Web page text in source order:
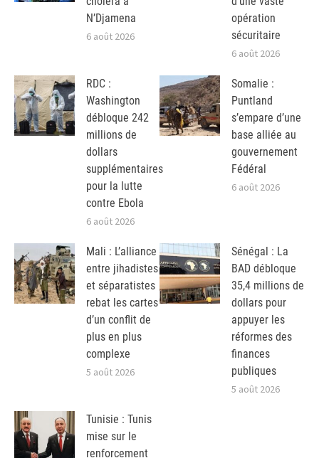
N’Djamena
6 août 2026
opération
sécuritaire
6 août 2026
RDC :
Washington
débloque 242
millions de
dollars
supplémentaires
pour la lutte
contre Ebola
6 août 2026
Somalie :
Puntland
s’empare d’une
base alliée au
gouvernement
Fédéral
6 août 2026
Mali : L’alliance
entre jihadistes
et séparatistes
rebat les cartes
d’un conflit de
plus en plus
complexe
5 août 2026
Sénégal : La
BAD débloque
35,4 millions de
dollars pour
appuyer les
réformes des
finances
publiques
5 août 2026
Tunisie : Tunis
mise sur le
renforcement